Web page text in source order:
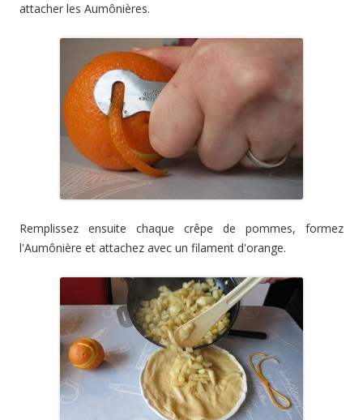
attacher les Aumônières.
Remplissez ensuite chaque crêpe de pommes, formez
l'Aumônière et attachez avec un filament d'orange.